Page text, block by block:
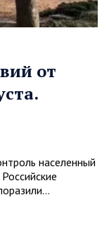
от
населенный